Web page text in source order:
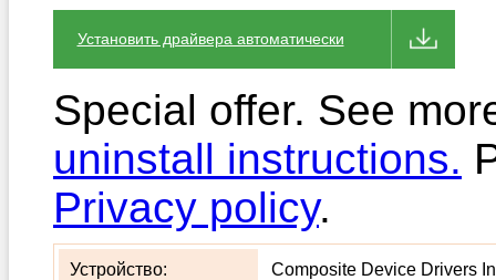
Установить драйвера автоматически
Special offer. See
uninstall instructions.
Privacy policy.
Устройство: Composite Device Drivers